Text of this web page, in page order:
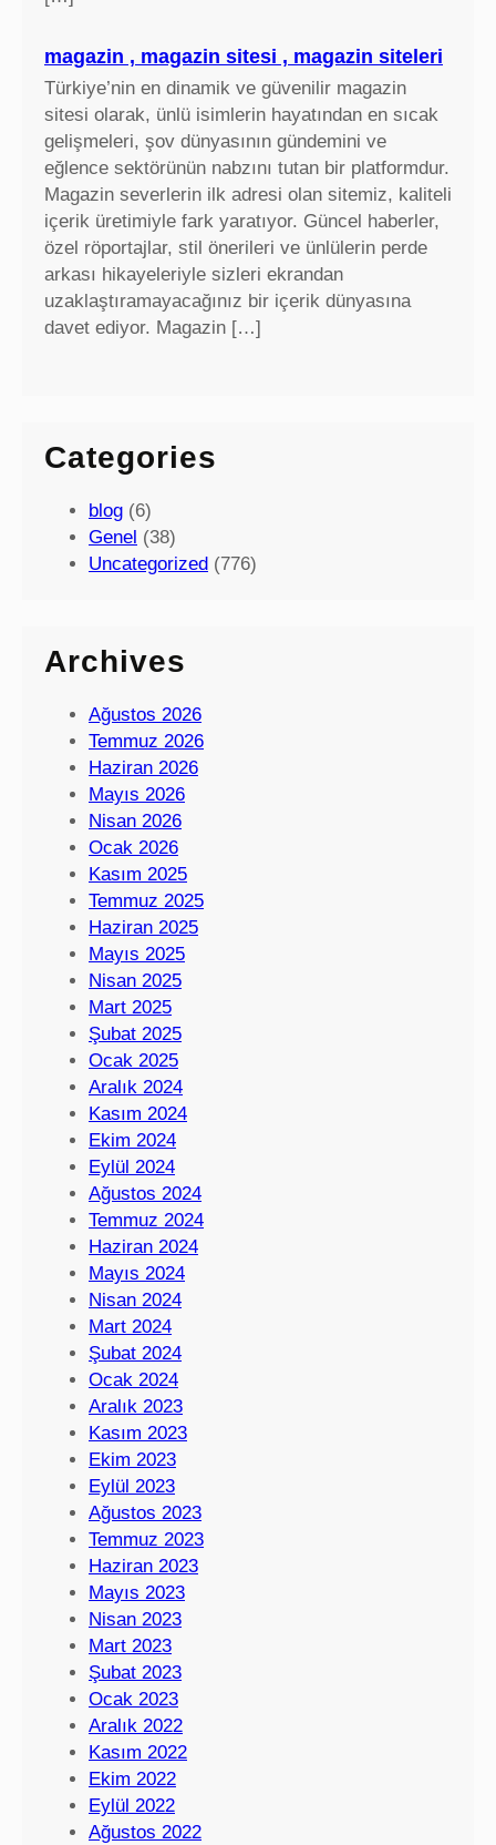
magazin , magazin sitesi , magazin siteleri
Türkiye’nin en dinamik ve güvenilir magazin
sitesi olarak, ünlü isimlerin hayatından en sıcak
gelişmeleri, şov dünyasının gündemini ve
eğlence sektörünün nabzını tutan bir platformdur.
Magazin severlerin ilk adresi olan sitemiz, kaliteli
içerik üretimiyle fark yaratıyor. Güncel haberler,
özel röportajlar, stil önerileri ve ünlülerin perde
arkası hikayeleriyle sizleri ekrandan
uzaklaştıramayacağınız bir içerik dünyasına
davet ediyor. Magazin […]
Categories
blog (6)
Genel (38)
Uncategorized (776)
Archives
Ağustos 2026
Temmuz 2026
Haziran 2026
Mayıs 2026
Nisan 2026
Ocak 2026
Kasım 2025
Temmuz 2025
Haziran 2025
Mayıs 2025
Nisan 2025
Mart 2025
Şubat 2025
Ocak 2025
Aralık 2024
Kasım 2024
Ekim 2024
Eylül 2024
Ağustos 2024
Temmuz 2024
Haziran 2024
Mayıs 2024
Nisan 2024
Mart 2024
Şubat 2024
Ocak 2024
Aralık 2023
Kasım 2023
Ekim 2023
Eylül 2023
Ağustos 2023
Temmuz 2023
Haziran 2023
Mayıs 2023
Nisan 2023
Mart 2023
Şubat 2023
Ocak 2023
Aralık 2022
Kasım 2022
Ekim 2022
Eylül 2022
Ağustos 2022